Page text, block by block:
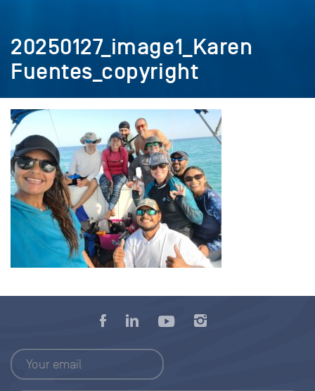
20250127_image1_Karen
Fuentes_copyright